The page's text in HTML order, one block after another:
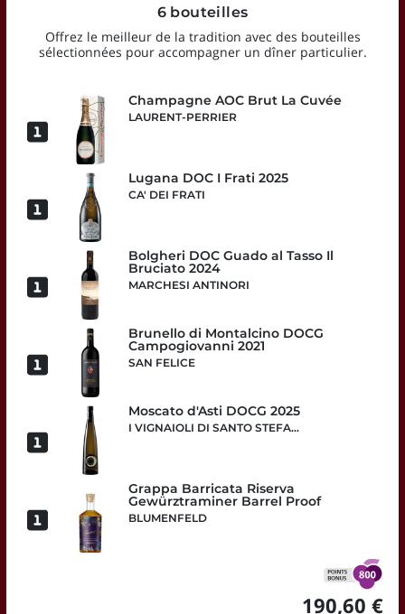
6 bouteilles
Offrez le meilleur de la tradition avec des bouteilles
sélectionnées pour accompagner un dîner particulier.
Champagne AOC Brut La Cuvée
LAURENT-PERRIER
Lugana DOC I Frati 2025
CA' DEI FRATI
Bolgheri DOC Guado al Tasso Il
Bruciato 2024
MARCHESI ANTINORI
Brunello di Montalcino DOCG
Campogiovanni 2021
SAN FELICE
Moscato d'Asti DOCG 2025
I VIGNAIOLI DI SANTO STEFANO
Grappa Barricata Riserva
Gewürztraminer Barrel Proof
BLUMENFELD
190,60 €